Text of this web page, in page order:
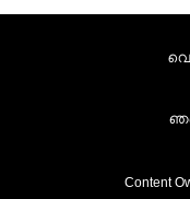
Content